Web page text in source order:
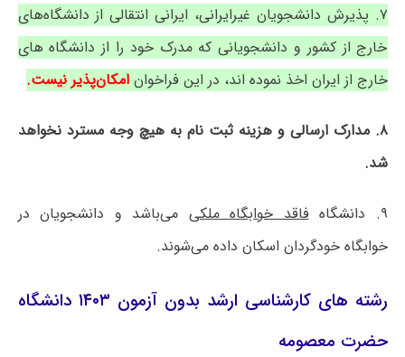
۷. پذیرش دانشجویان غیرایرانی، ایرانی انتقالی از دانشگاه‌های
خارج از کشور و دانشجویانی که مدرک خود را از دانشگاه های
خارج از ایران اخذ نموده اند، در این فراخوان امکان‌پذیر نیست.
۸. مدارک ارسالی و هزینه ثبت نام به هیچ وجه مسترد نخواهد
شد.
۹. دانشگاه فاقد خوابگاه ملکی می‌باشد و دانشجویان در
خوابگاه خودگردان اسکان داده می‌شوند.
رشته های کارشناسی ارشد بدون آزمون ۱۴۰۳ دانشگاه
حضرت معصومه